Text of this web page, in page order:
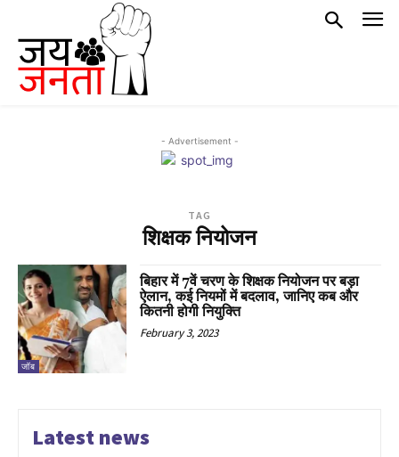
- Advertisement -
TAG
शिक्षक नियोजन
जॉब
बिहार में 7वें चरण के शिक्षक नियोजन पर बड़ा
ऐलान, कई नियमों में बदलाव, जानिए कब और
कितनी होगी नियुक्ति
February 3, 2023
Latest news